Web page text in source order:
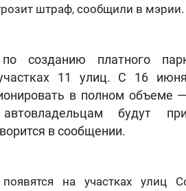
штраф, сообщили в мэрии.
созданию платного
11 улиц. С 16
в полном объеме
будут
в сообщении.
на участках улиц